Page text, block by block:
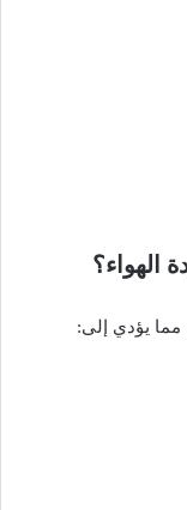
الهواء؟
مما يؤدي إلى: